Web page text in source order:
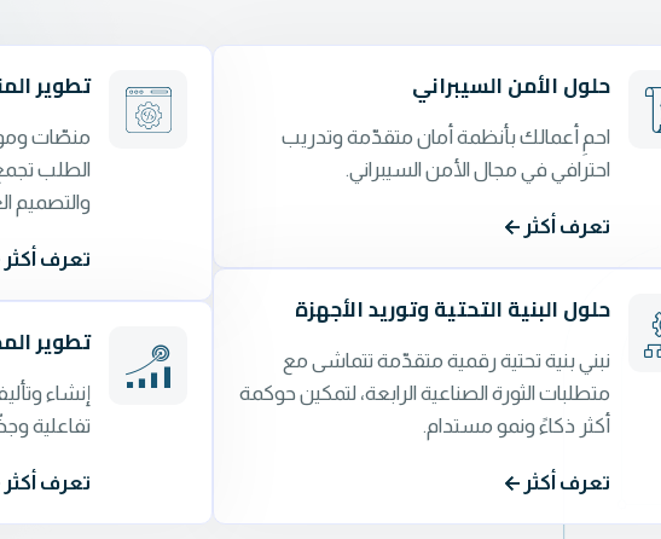
حلول الأمن السيبراني
احمِ أعمالك بأنظمة أمان متقدّمة وتدريب
احترافي في مجال الأمن السيبراني.
تعرف أكثر
حلول البنية التحتية وتوريد الأجهزة
نبني بنية تحتية رقمية متقدّمة تتماشى مع
متطلبات الثورة الصناعية الرابعة، لتمكين حوكمة
أكثر ذكاءً ونمو مستدام.
تعرف أكثر
تطوير
منصّات
الطلب تجمع
والتصميم
تعرف أكثر
تطوير
إنشاء
تفاعلية
تعرف أكثر